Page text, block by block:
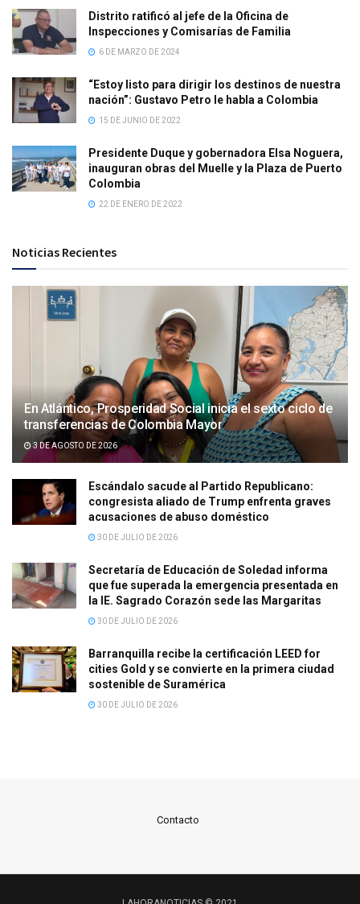
Distrito ratificó al jefe de la Oficina de
Inspecciones y Comisarías de Familia
6 DE MARZO DE 2024
“Estoy listo para dirigir los destinos de nuestra
nación”: Gustavo Petro le habla a Colombia
15 DE JUNIO DE 2022
Presidente Duque y gobernadora Elsa Noguera,
inauguran obras del Muelle y la Plaza de Puerto
Colombia
22 DE ENERO DE 2022
Noticias Recientes
En Atlántico, Prosperidad Social inicia el sexto ciclo de
transferencias de Colombia Mayor
3 DE AGOSTO DE 2026
Escándalo sacude al Partido Republicano:
congresista aliado de Trump enfrenta graves
acusaciones de abuso doméstico
30 DE JULIO DE 2026
Secretaría de Educación de Soledad informa
que fue superada la emergencia presentada en
la IE. Sagrado Corazón sede las Margaritas
30 DE JULIO DE 2026
Barranquilla recibe la certificación LEED for
cities Gold y se convierte en la primera ciudad
sostenible de Suramérica
30 DE JULIO DE 2026
Contacto